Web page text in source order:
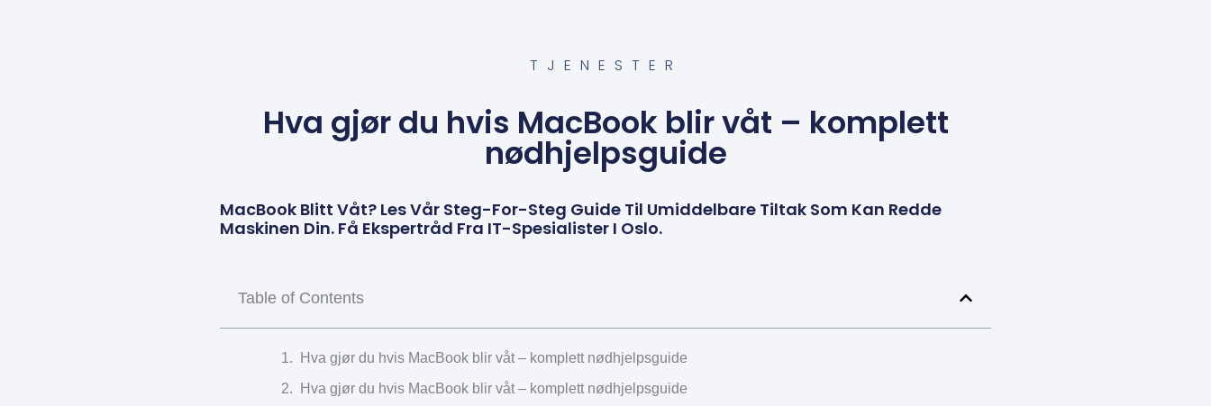
TJENESTER
Hva gjør du hvis MacBook blir våt – komplett
nødhjelpsguide
MacBook Blitt Våt? Les Vår Steg-For-Steg Guide Til Umiddelbare Tiltak Som Kan Redde
Maskinen Din. Få Ekspertråd Fra IT-Spesialister I Oslo.
Table of Contents
Hva gjør du hvis MacBook blir våt – komplett nødhjelpsguide
Hva gjør du hvis MacBook blir våt – komplett nødhjelpsguide